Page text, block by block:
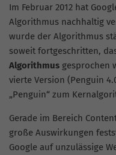
Im Februar 2012 hat
Algorithmus nachhaltig
wurde der Algorithmus
soweit fortgeschritten,
Algorithmus gesprochen
vierte Version (Penguin
„Penguin“ zum
Gerade im Bereich
große Auswirkungen
Google auf unzulässige